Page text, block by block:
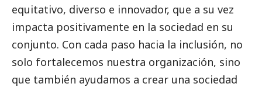
equitativo, diverso e innovador, que a su vez
impacta positivamente en la sociedad en su
conjunto. Con cada paso hacia la inclusión, no
solo fortalecemos nuestra organización, sino
que también ayudamos a crear una sociedad